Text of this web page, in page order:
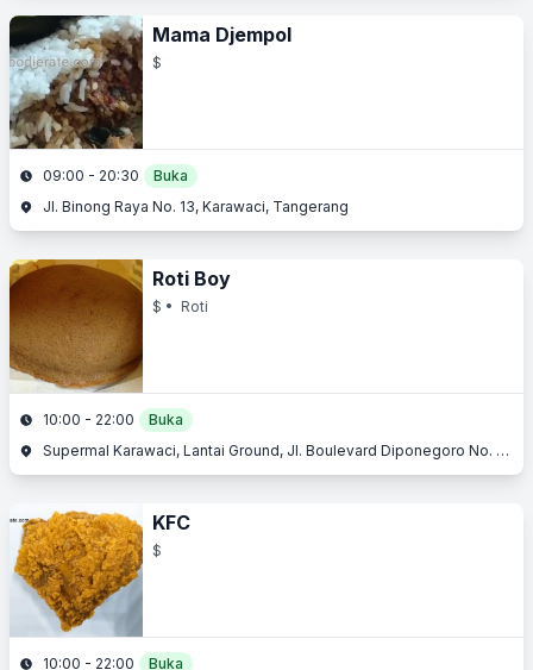
Mama Djempol
$
09:00 - 20:30
Buka
Jl. Binong Raya No. 13, Karawaci, Tangerang
Roti Boy
$ • Roti
10:00 - 22:00
Buka
Supermal Karawaci, Lantai Ground, Jl. Boulevard Diponegoro No. 105, Karawaci, Tangerang, Banten
KFC
$
10:00 - 22:00 Buka